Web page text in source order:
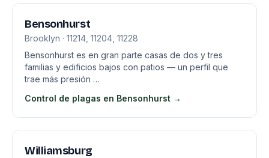
Bensonhurst
Brooklyn · 11214, 11204, 11228
Bensonhurst es en gran parte casas de dos y tres
familias y edificios bajos con patios — un perfil que
trae más presión …
Control de plagas en Bensonhurst →
Williamsburg